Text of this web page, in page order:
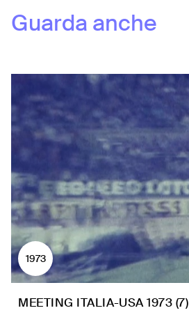
Guarda anche
1973
MEETING ITALIA-USA 1973 (7)